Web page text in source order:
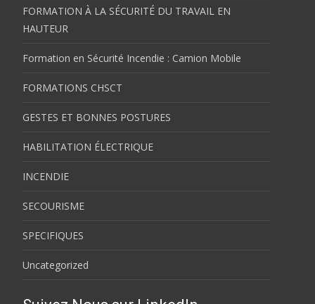
FORMATION À LA SÉCURITÉ DU TRAVAIL EN
HAUTEUR
Formation en Sécurité Incendie : Camion Mobile
FORMATIONS CHSCT
GESTES ET BONNES POSTURES
HABILITATION ÉLECTRIQUE
INCENDIE
SECOURISME
SPECIFIQUES
Uncategorized